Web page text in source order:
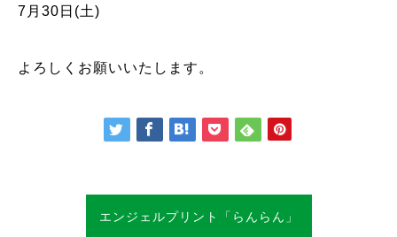
7月30日(土)
よろしくお願いいたします。
エンジェルプリント「らんらん」